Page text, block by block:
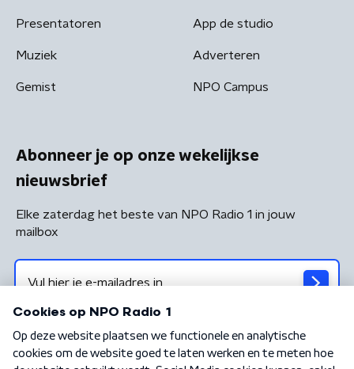
Presentatoren
Muziek
Gemist
App de studio
Adverteren
NPO Campus
Abonneer je op onze wekelijkse
nieuwsbrief
Elke zaterdag het beste van NPO Radio 1 in jouw
mailbox